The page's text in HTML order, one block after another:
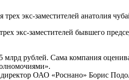
заместителей бывшего
млрд рублей. Сама компания
ОАО «Роснано» Борис